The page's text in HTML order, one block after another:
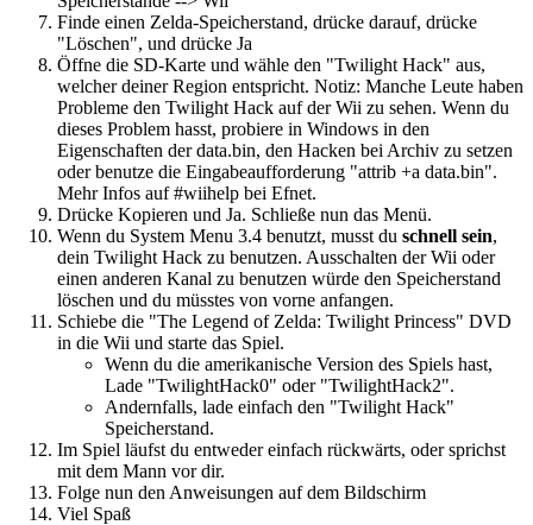
Finde einen Zelda-Speicherstand, drücke darauf, drücke
"Löschen", und drücke Ja
Öffne die SD-Karte und wähle den "Twilight Hack" aus,
welcher deiner Region entspricht. Notiz: Manche Leute haben
Probleme den Twilight Hack auf der Wii zu sehen. Wenn du
dieses Problem hasst, probiere in Windows in den
Eigenschaften der data.bin, den Hacken bei Archiv zu setzen
oder benutze die Eingabeaufforderung "attrib +a data.bin".
Mehr Infos auf #wiihelp bei Efnet.
Drücke Kopieren und Ja. Schließe nun das Menü.
Wenn du System Menu 3.4 benutzt, musst du schnell sein,
dein Twilight Hack zu benutzen. Ausschalten der Wii oder
einen anderen Kanal zu benutzen würde den Speicherstand
löschen und du müsstes von vorne anfangen.
Schiebe die "The Legend of Zelda: Twilight Princess" DVD
in die Wii und starte das Spiel.
Wenn du die amerikanische Version des Spiels hast,
Lade "TwilightHack0" oder "TwilightHack2".
Andernfalls, lade einfach den "Twilight Hack"
Speicherstand.
Im Spiel läufst du entweder einfach rückwärts, oder sprichst
mit dem Mann vor dir.
Folge nun den Anweisungen auf dem Bildschirm
Viel Spaß